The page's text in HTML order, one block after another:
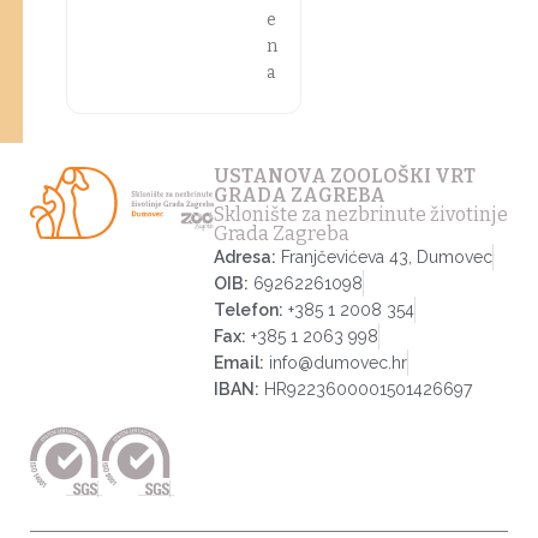
e
n
a
USTANOVA ZOOLOŠKI VRT
GRADA ZAGREBA
Sklonište za nezbrinute životinje
Grada Zagreba
Adresa: Franjčevićeva 43, Dumovec
OIB: 69262261098
Telefon: +385 1 2008 354
Fax: +385 1 2063 998
Email: info@dumovec.hr
IBAN: HR9223600001501426697